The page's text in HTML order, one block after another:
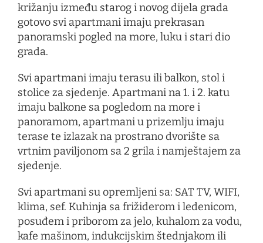
križanju između starog i novog dijela grada
gotovo svi apartmani imaju prekrasan
panoramski pogled na more, luku i stari dio
grada.
Svi apartmani imaju terasu ili balkon, stol i
stolice za sjedenje. Apartmani na 1. i 2. katu
imaju balkone sa pogledom na more i
panoramom, apartmani u prizemlju imaju
terase te izlazak na prostrano dvorište sa
vrtnim paviljonom sa 2 grila i namještajem za
sjedenje.
Svi apartmani su opremljeni sa: SAT TV, WIFI,
klima, sef. Kuhinja sa frižiderom i ledenicom,
posuđem i priborom za jelo, kuhalom za vodu,
kafe mašinom, indukcijskim štednjakom ili